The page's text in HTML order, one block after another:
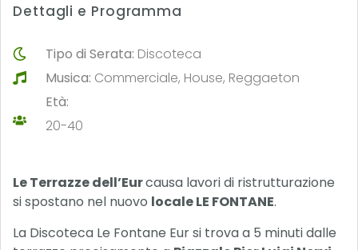
Dettagli e Programma
Tipo di Serata: Discoteca
Musica: Commerciale, House, Reggaeton
Età:
20-40
Le Terrazze dell’Eurcausa lavori di ristrutturazione
si spostano nel nuovo locale LE FONTANE.
La Discoteca Le Fontane Eur si trova a 5 minuti dalle